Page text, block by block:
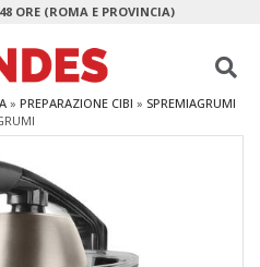
ORE (ROMA E PROVINCIA)
» PREPARAZIONE CIBI » SPREMIAGRUMI